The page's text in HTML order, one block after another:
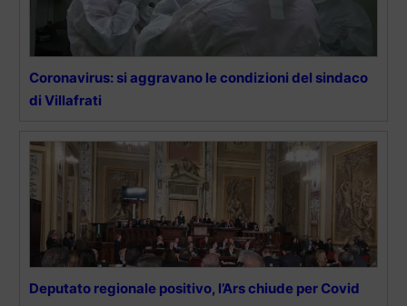
Coronavirus: si aggravano le condizioni del sindaco
di Villafrati
Deputato regionale positivo, l’Ars chiude per Covid